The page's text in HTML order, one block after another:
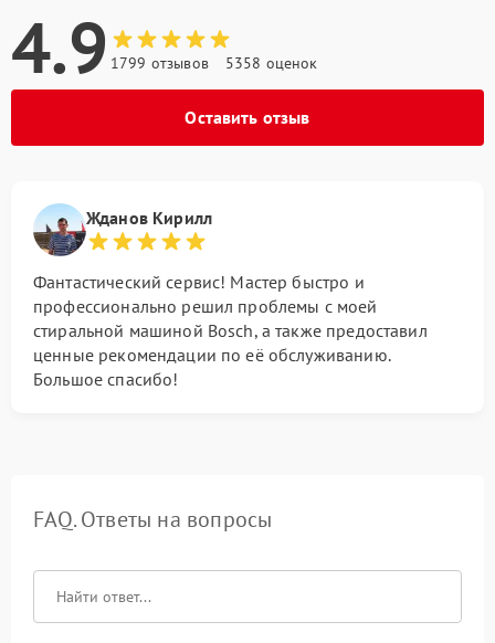
4.9 1799 отзывов 5358 оценок
Оставить отзыв
Жданов Кирилл
Фантастический сервис! Мастер быстро и
профессионально решил проблемы с моей
стиральной машиной Bosch, а также предоставил
ценные рекомендации по её обслуживанию.
Большое спасибо!
FAQ. Ответы на вопросы